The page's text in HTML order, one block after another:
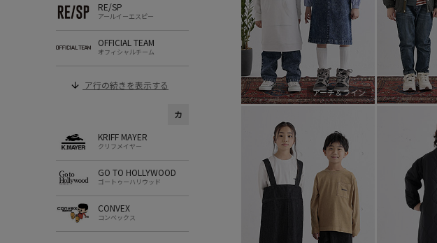
RE/SP
アールイーエスピー
OFFICIAL TEAM
オフィシャルチーム
ア行の続きを表示する
カ
KRIFF MAYER
クリフメイヤー
GO TO HOLLYWOOD
ゴートゥーハリウッド
CONVEX
コンベックス
アーチ＆ライン